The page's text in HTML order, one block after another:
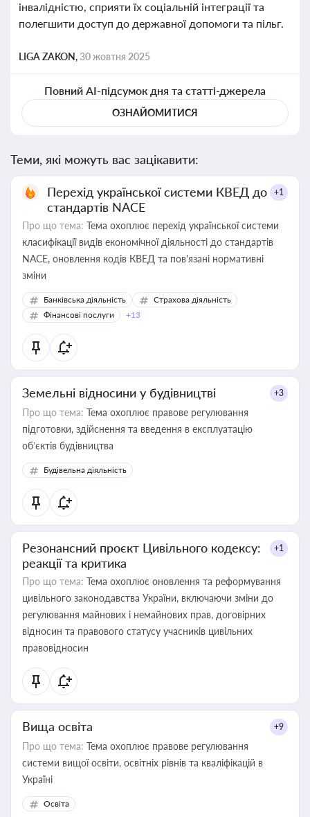
інвалідністю, сприяти їх соціальній інтеграції та
полегшити доступ до державної допомоги та пільг.
LIGA ZAKON,30 жовтня 2025
Повний AI-підсумок дня та статті-джерела
ОЗНАЙОМИТИСЯ
Теми, які можуть вас зацікавити:
Перехід української системи КВЕД до
стандартів NACE
+1
Про що тема: Тема охоплює перехід української системи
класифікації видів економічної діяльності до стандартів
NACE, оновлення кодів КВЕД та пов'язані нормативні
зміни
Банківська діяльність
Страхова діяльність
Фінансові послуги
+13
Земельні відносини у будівництві +3
Про що тема: Тема охоплює правове регулювання
підготовки, здійснення та введення в експлуатацію
об’єктів будівництва
Будівельна діяльність
Резонансний проєкт Цивільного кодексу:
реакції та критика
+1
Про що тема: Тема охоплює оновлення та реформування
цивільного законодавства України, включаючи зміни до
регулювання майнових і немайнових прав, договірних
відносин та правового статусу учасників цивільних
правовідносин
Вища освіта +9
Про що тема: Тема охоплює правове регулювання
системи вищої освіти, освітніх рівнів та кваліфікацій в
Україні
Освіта